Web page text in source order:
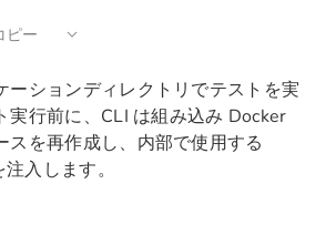
ピー
ーションディレクトリでテストを実
実行前に、CLI は組み込み Docker
スを再作成し、内部で使用する
入します。